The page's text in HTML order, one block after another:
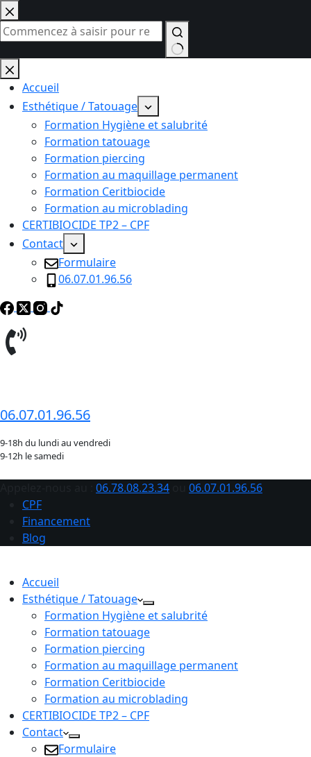
Passer
au
contenu
Aucun
résultatAccueil
Esthétique / Tatouage
Formation Hygiène et salubrité
Formation tatouage
Formation piercing
Formation au maquillage permanent
Formation Ceritbiocide
Formation au microblading
CERTIBIOCIDE TP2 – CPF
Contact
Formulaire
06.07.01.96.56
06.07.01.96.56
9-18h du lundi au vendredi
9-12h le samedi
06.78.08.23.34
06.07.01.96.56
CPF
Financement
Blog
Accueil
Esthétique / Tatouage
Formation Hygiène et salubrité
Formation tatouage
Formation piercing
Formation au maquillage permanent
Formation Ceritbiocide
Formation au microblading
CERTIBIOCIDE TP2 – CPF
Contact
Formulaire